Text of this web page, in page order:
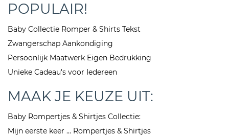
POPULAIR!
Baby Collectie Romper & Shirts Tekst
Zwangerschap Aankondiging
Persoonlijk Maatwerk Eigen Bedrukking
Unieke Cadeau's voor Iedereen
MAAK JE KEUZE UIT:
Baby Rompertjes & Shirtjes Collectie:
Mijn eerste keer ... Rompertjes & Shirtjes